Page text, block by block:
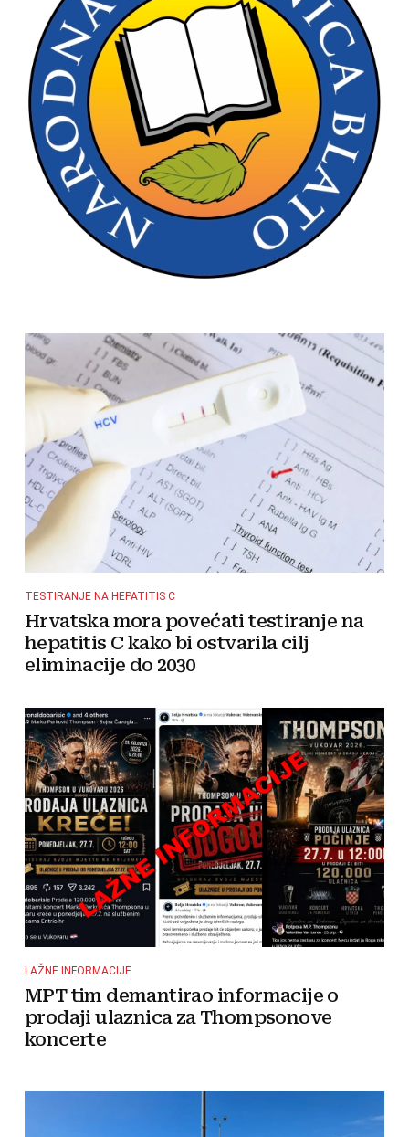
TESTIRANJE NA HEPATITIS C
Hrvatska mora povećati testiranje na
hepatitis C kako bi ostvarila cilj
eliminacije do 2030
LAŽNE INFORMACIJE
MPT tim demantirao informacije o
prodaji ulaznica za Thompsonove
koncerte